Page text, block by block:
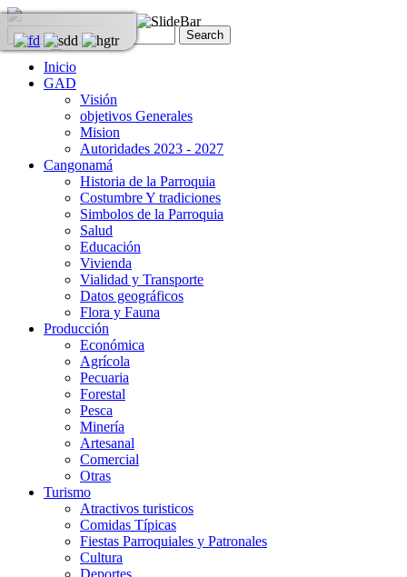
Inicio
GAD
Visión
objetivos Generales
Mision
Autoridades 2023 - 2027
Cangonamá
Historia de la Parroquia
Costumbre Y tradiciones
Simbolos de la Parroquia
Salud
Educación
Vivienda
Vialidad y Transporte
Datos geográficos
Flora y Fauna
Producción
Económica
Agrícola
Pecuaria
Forestal
Pesca
Minería
Artesanal
Comercial
Otras
Turismo
Atractivos turisticos
Comidas Típicas
Fiestas Parroquiales y Patronales
Cultura
Deportes